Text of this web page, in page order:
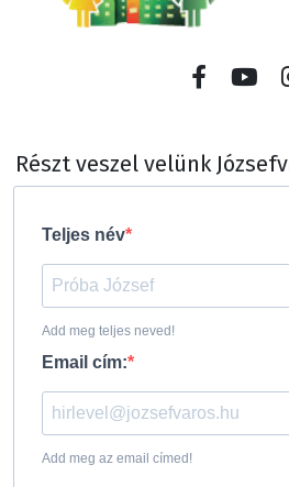
Részt veszel velünk
Teljes név
Add meg teljes neved!
Email cím:
Add meg az email címed!